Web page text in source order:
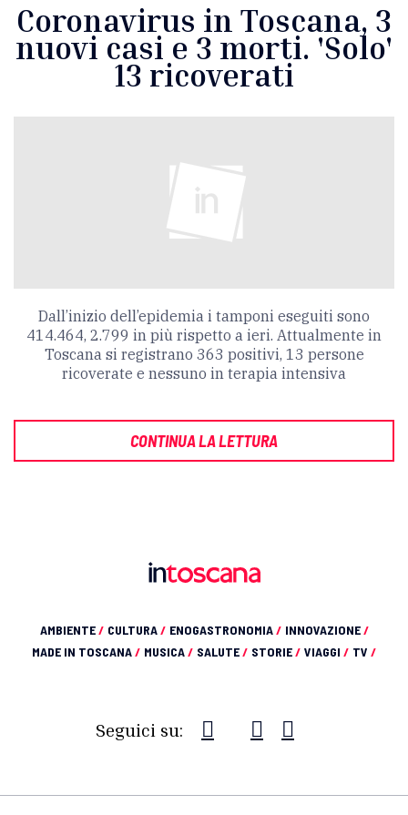
Coronavirus in Toscana, 3
nuovi casi e 3 morti. 'Solo'
13 ricoverati
Dall’inizio dell’epidemia i tamponi eseguiti sono
414.464, 2.799 in più rispetto a ieri. Attualmente in
Toscana si registrano 363 positivi, 13 persone
ricoverate e nessuno in terapia intensiva
CONTINUA LA LETTURA
AMBIENTE/ CULTURA/ ENOGASTRONOMIA/ INNOVAZIONE/
MADE IN TOSCANA/ MUSICA/ SALUTE/ STORIE/ VIAGGI / TV /
Seguici su: